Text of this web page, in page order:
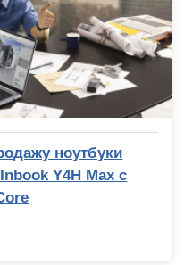
ноутбуки
Y4H Max с